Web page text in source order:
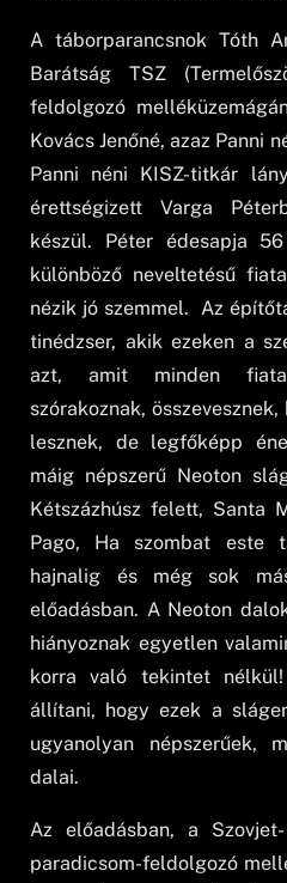
A táborparancsnok Tóth
Barátság TSZ
feldolgozó
Kovács Jenőné, azaz Panni
Panni néni KISZ-titkár
érettségizett Varga
készül. Péter édesapja
különböző neveltetésű
nézik jó szemmel. Az
tinédzser, akik ezeken a
azt, amit minden
szórakoznak,
lesznek, de legfőképp
máig népszerű Neoton
Kétszázhúsz felett, Santa
Pago, Ha szombat este
hajnalig és még sok
előadásban. A Neoton
hiányoznak egyetlen
korra való tekintet
állítani, hogy ezek a
ugyanolyan népszerűek,
dalai.
Az előadásban, a
paradicsom-feldolgozó